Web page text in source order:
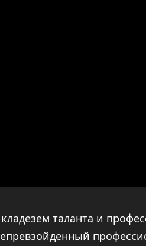
таланта и